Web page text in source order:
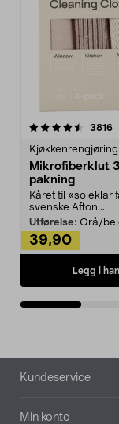
3816
Kjøkkenrengjøring
Mikrofiberklut
pakning
Kåret til «soleklar
svenske Afton...
Utførelse: Grå/
39,90
Legg i
4.5av 5
Bunntekst
Kundeservice
Min konto